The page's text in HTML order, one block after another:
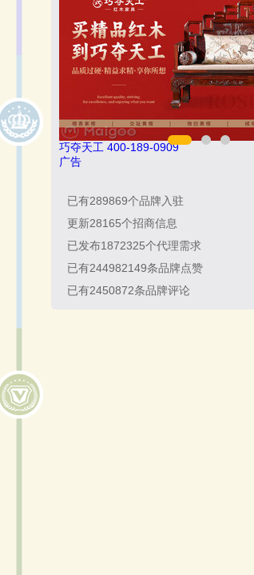
松乐SOLOR 400-111-7899
广告
已有289869个品牌入驻
更新28165个招商信息
已发布1872325个代理需求
已有244982149条品牌点赞
已有2450872条品牌评论